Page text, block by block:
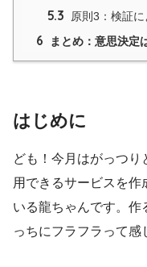
5.3 原則3：検証
6 まとめ：意思決定
はじめに
ども！今月はがっつ
用できるサービスを作
いる龍ちゃんです。作
っちにフラフラって感